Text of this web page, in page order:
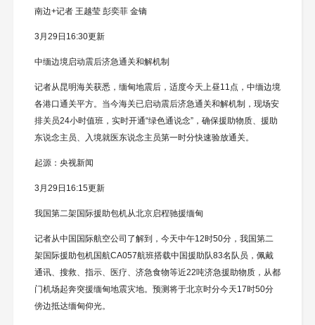
南边+记者 王越莹 彭奕菲 金镝
3月29日16:30更新
中缅边境启动震后济急通关和解机制
记者从昆明海关获悉，缅甸地震后，适度今天上昼11点，中缅边境
各港口通关平方。当今海关已启动震后济急通关和解机制，现场安
排关员24小时值班，实时开通“绿色通说念”，确保援助物质、援助
东说念主员、入境就医东说念主员第一时分快速验放通关。
起源：央视新闻
3月29日16:15更新
我国第二架国际援助包机从北京启程驰援缅甸
记者从中国国际航空公司了解到，今天中午12时50分，我国第二
架国际援助包机国航CA057航班搭载中国援助队83名队员，佩戴
通讯、搜救、指示、医疗、济急食物等近22吨济急援助物质，从都
门机场起奔突援缅甸地震灾地。预测将于北京时分今天17时50分
傍边抵达缅甸仰光。